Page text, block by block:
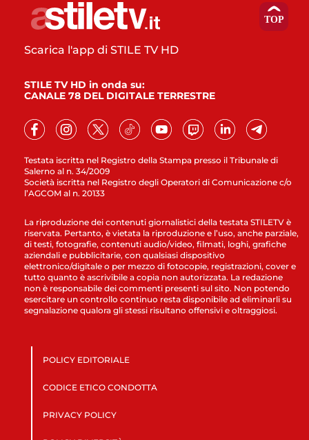
Testata iscritta nel Registro della Stampa presso il Tribunale di
Salerno al n. 34/2009
Società iscritta nel Registro degli Operatori di Comunicazione c/o
l’AGCOM al n. 20133
Scarica l'app di STILE TV HD
STILE TV HD in onda su:
CANALE 78 DEL DIGITALE TERRESTRE
La riproduzione dei contenuti giornalistici della testata STILETV è
riservata. Pertanto, è vietata la riproduzione e l’uso, anche parziale,
di testi, fotografie, contenuti audio/video, filmati, loghi, grafiche
aziendali e pubblicitarie, con qualsiasi dispositivo
elettronico/digitale o per mezzo di fotocopie, registrazioni, cover e
tutto quanto è ascrivibile a copia non autorizzata. La redazione
non è responsabile dei commenti presenti sul sito. Non potendo
esercitare un controllo continuo resta disponibile ad eliminarli su
segnalazione qualora gli stessi risultano offensivi e oltraggiosi.
POLICY EDITORIALE
CODICE ETICO CONDOTTA
PRIVACY POLICY